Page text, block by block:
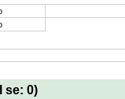
se: 0)